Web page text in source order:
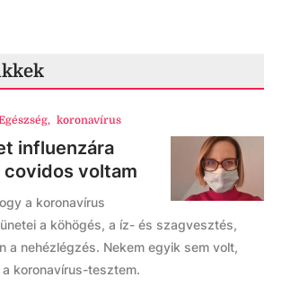
, koronavírus
influenzára
voltam
a koronavírus
a köhögés, a íz- és szagvesztés,
a nehézlégzés. Nekem egyik sem volt,
koronavírus-tesztem.